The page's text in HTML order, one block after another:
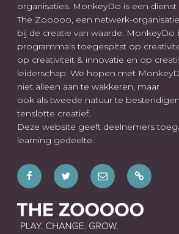
organisaties. MonkeyDo is een dienst
The Zooooo, een netwerk-
bij de creatie van waarde. MonkeyDo
programma's toegespitst op
op creativiteit & innovatie en op
leiderschap. We hopen met
niet alleen aan te wakkeren, maar
ook als tweede natuur te
tenslotte creatief.
Deze website geeft deelnemers
learning gedeelte.
FacebookTwitter E-
mail
Wees
ook
welkom
op: